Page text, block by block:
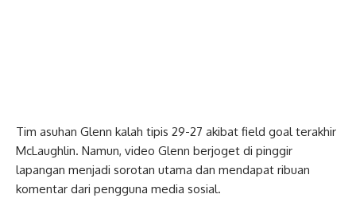
Tim asuhan Glenn kalah tipis 29-27 akibat field goal terakhir
McLaughlin. Namun, video Glenn berjoget di pinggir
lapangan menjadi sorotan utama dan mendapat ribuan
komentar dari pengguna media sosial.